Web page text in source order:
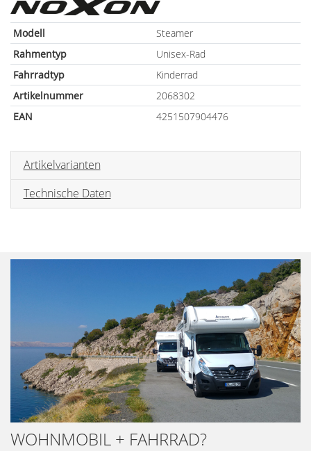
Modell
Steamer
Rahmentyp
Unisex-Rad
Fahrradtyp
Kinderrad
Artikelnummer
2068302
EAN
4251507904476
Artikelvarianten
Technische Daten
WOHNMOBIL + FAHRRAD?